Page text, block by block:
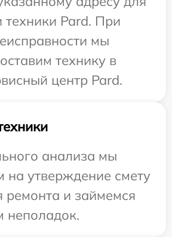
техники Pard. При
мы
технику в
центр Pard.
анализа мы
на утверждение смету
ремонта и займемся
неполадок.